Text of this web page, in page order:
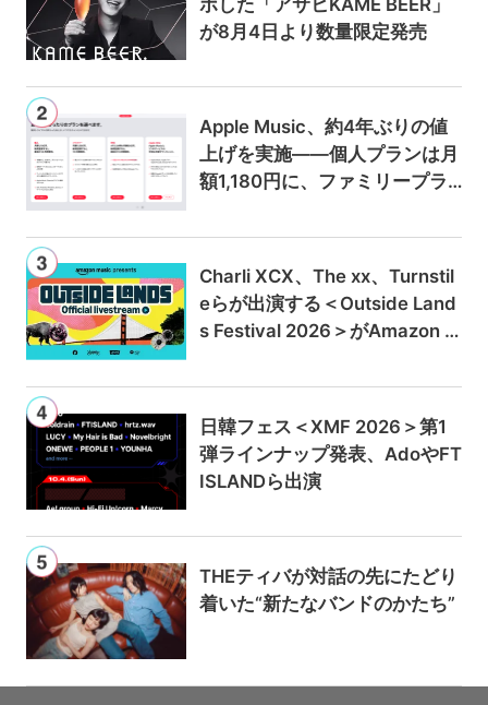
ボした「アサヒKAME BEER」
が8月4日より数量限定発売
Apple Music、約4年ぶりの値
上げを実施——個人プランは月
額1,180円に、ファミリープラ
Charli XCX、The xx、Turnstil
eらが出演する＜Outside Land
s Festival 2026＞がAmazon M
ブ配信
日韓フェス＜XMF 2026＞第1
弾ラインナップ発表、AdoやFT
ISLANDら出演
THEティバが対話の先にたどり
着いた“新たなバンドのかたち”